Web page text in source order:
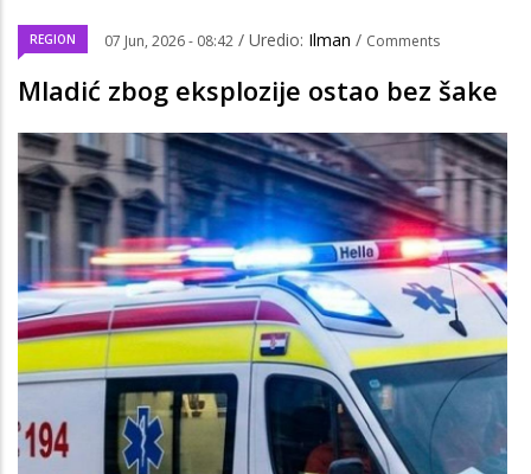
REGION 07 Jun, 2026 - 08:42 / Uredio: Ilman / Comments
Mladić zbog eksplozije ostao bez šake